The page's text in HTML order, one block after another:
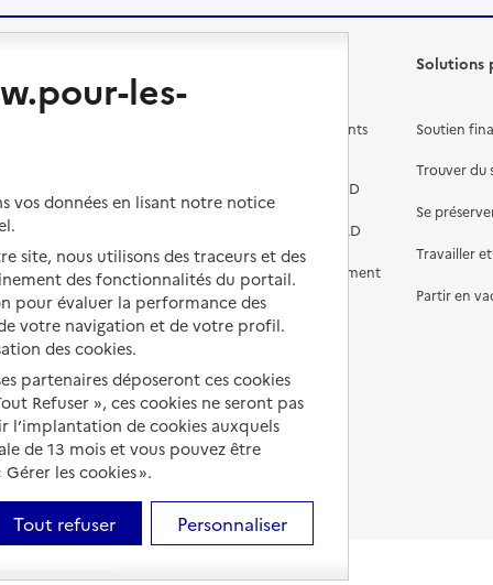
un proche
accueil familial
de logement
Les différents établissements
Préparer l'entrée en EHPAD
Aides financières en EHPAD
Prévention, accompagnement
et soins
Comprendre les prix en
Fin de vie en EHPAD
Solutions
Soutien
Trouver du
Se
Travailler
Partir en
les-
vos données en lisant notre notice
site, nous utilisons des traceurs et des
des fonctionnalités du portail.
pour évaluer la performance des
votre navigation et de votre profil.
des cookies.
partenaires déposeront ces cookies
Refuser », ces cookies ne seront pas
l’implantation de cookies auxquels
de 13 mois et vous pouvez être
les cookies ».
Tout refuser Personnaliser